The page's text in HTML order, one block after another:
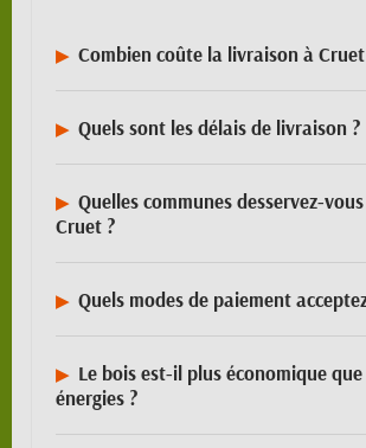
Combien coûte la livraison à
Quels sont les délais de livraison ?
Quelles communes desservez-
Cruet ?
Quels modes de paiement
Le bois est-il plus économique
énergies ?